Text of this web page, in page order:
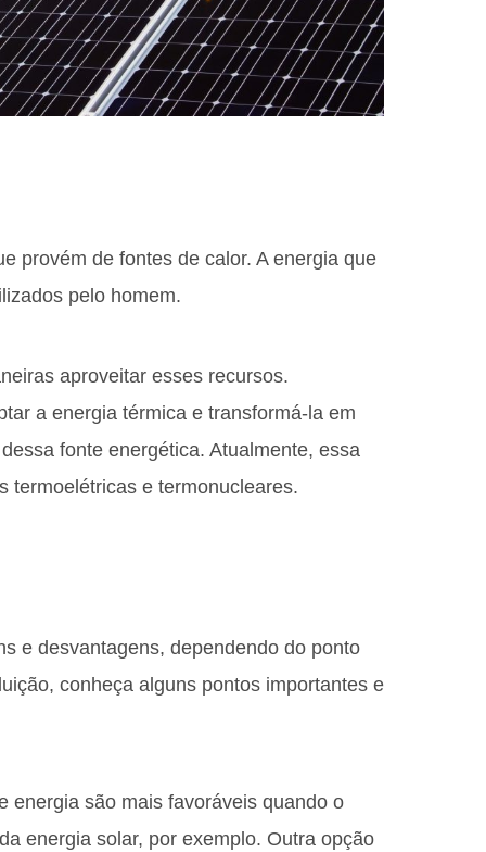
provém de fontes de calor. A energia que
pelo homem.
aproveitar esses recursos.
a energia térmica e transformá-la em
fonte energética. Atualmente, essa
termoelétricas e termonucleares.
e desvantagens, dependendo do ponto
conheça alguns pontos importantes e
energia são mais favoráveis quando o
energia solar, por exemplo. Outra opção